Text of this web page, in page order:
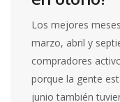
Los mejores
marzo, abril y
compradores
porque la gente
junio también